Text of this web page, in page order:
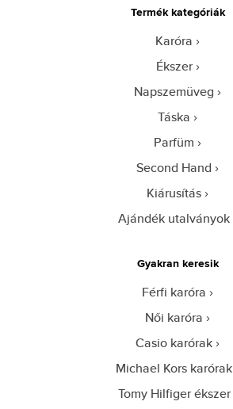
Termék kategóriák
Karóra
Ékszer
Napszemüveg
Táska
Parfüm
Second Hand
Kiárusítás
Ajándék utalványok
Gyakran keresik
Férfi karóra
Női karóra
Casio karórak
Michael Kors karórak
Tomy Hilfiger ékszer